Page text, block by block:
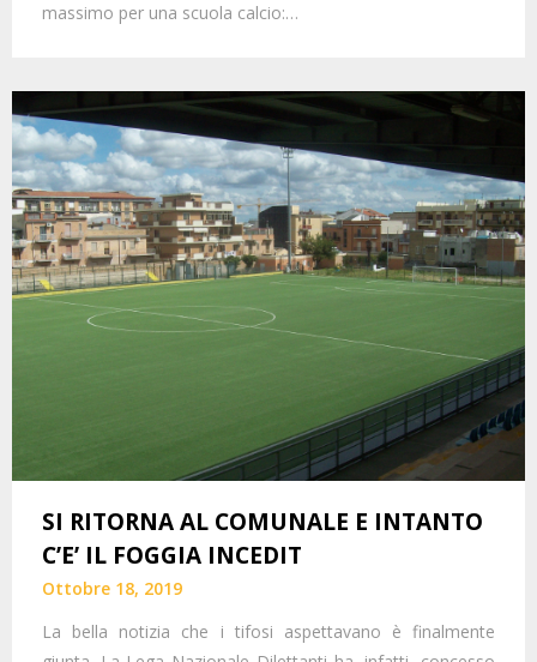
massimo per una scuola calcio:…
SI RITORNA AL COMUNALE E INTANTO
C’E’ IL FOGGIA INCEDIT
Ottobre 18, 2019
La bella notizia che i tifosi aspettavano è finalmente